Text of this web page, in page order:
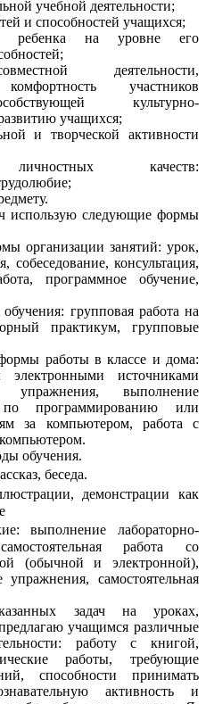
учебной деятельности;
и способностей учащихся;
ребенка на уровне его
деятельности,
участников
культурно-
учащихся;
и творческой активности
личностных качеств:
использую следующие формы
занятий: урок,
собеседование, консультация,
программное обучение,
групповая работа на
практикум, групповые
работы в классе и дома:
источниками
упражнения, выполнение
программированию или
за компьютером, работа с
обучения.
беседа.
демонстрации как
лабораторно-
работа со
(обычной и электронной),
самостоятельная
задач на уроках,
учащимся различные
работу с книгой,
работы, требующие
способности принимать
активность и